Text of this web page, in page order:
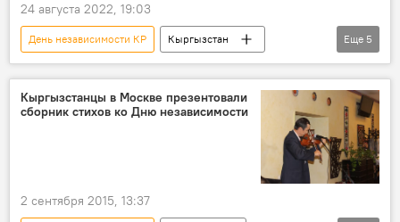
24 августа 2022, 19:03
День независимости КР
Кыргызстан
Бишкек
День независимости
Культура
программа праздник
Еще 5
Кыргызстанцы в Москве презентовали
сборник стихов ко Дню независимости
2 сентября 2015, 13:37